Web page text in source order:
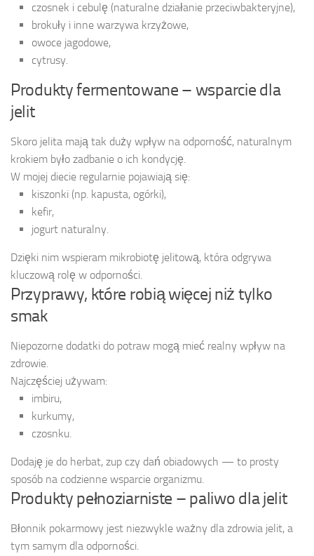
czosnek i cebulę (naturalne działanie przeciwbakteryjne),
brokuły i inne warzywa krzyżowe,
owoce jagodowe,
cytrusy.
Produkty fermentowane – wsparcie dla
jelit
Skoro jelita mają tak duży wpływ na odporność, naturalnym
krokiem było zadbanie o ich kondycję.
W mojej diecie regularnie pojawiają się:
kiszonki (np. kapusta, ogórki),
kefir,
jogurt naturalny.
Dzięki nim wspieram mikrobiotę jelitową, która odgrywa
kluczową rolę w odporności.
Przyprawy, które robią więcej niż tylko
smak
Niepozorne dodatki do potraw mogą mieć realny wpływ na
zdrowie.
Najczęściej używam:
imbiru,
kurkumy,
czosnku.
Dodaję je do herbat, zup czy dań obiadowych — to prosty
sposób na codzienne wsparcie organizmu.
Produkty pełnoziarniste – paliwo dla jelit
Błonnik pokarmowy jest niezwykle ważny dla zdrowia jelit, a
tym samym dla odporności.